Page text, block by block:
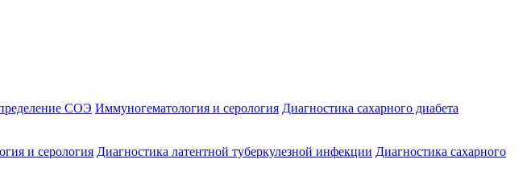
СОЭ Иммуногематология и серология Диагностика сахарного диабета
и серология Диагностика латентной туберкулезной инфекции Диагностика сахарного